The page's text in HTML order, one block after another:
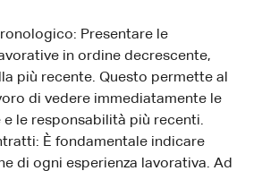
Presentare le
in ordine decrescente,
più recente. Questo permette al
di vedere immediatamente le
e le responsabilità più recenti.
È fondamentale indicare
di ogni esperienza lavorativa. Ad